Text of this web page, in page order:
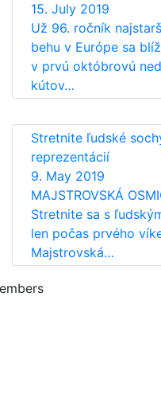
15. July 2019
Už 96. ročník
behu v Európe sa
v prvú októbrovú
kútov…
Stretnite ľudské
reprezentácií
9. May 2019
MAJSTROVSKÁ
Stretnite sa s
len počas prvého
Majstrovská…